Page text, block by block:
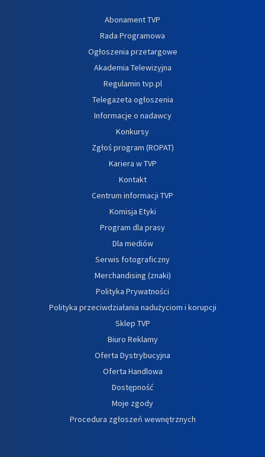
Abonament TVP
Rada Programowa
Ogłoszenia przetargowe
Akademia Telewizyjna
Regulamin tvp.pl
Telegazeta ogłoszenia
Informacje o nadawcy
Konkursy
Zgłoś program (ROPAT)
Kariera w TVP
Kontakt
Centrum informacji TVP
Komisja Etyki
Program dla prasy
Dla mediów
Serwis fotograficzny
Merchandising (znaki)
Polityka Prywatności
Polityka przeciwdziałania nadużyciom i korupcji
Sklep TVP
Biuro Reklamy
Oferta Dystrybucyjna
Oferta Handlowa
Dostępność
Moje zgody
Procedura zgłoszeń wewnętrznych